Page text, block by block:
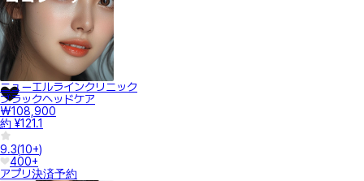
ニューエルラインクリニック
ブラックヘッドケア
₩108,900
約 ¥121.1
9.3(10+)
400+
アプリ決済予約